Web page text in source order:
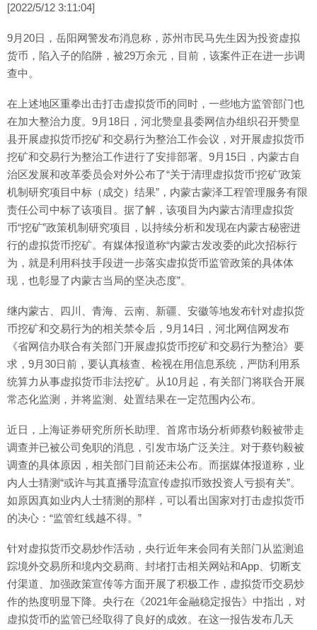
[2022/5/12 3:11:04]
9月20日，岳阳网警发布消息称，苏州市民马先生因为投资虚拟
货币，陷入子的陷阱，被29万余元，目前，该案件正在进一步调
查中。
在上述地区重拳出击打击虚拟货币的同时，一些地方监管部门也
在加大整治力度。9月18日，河北赞皇县委网信办组织召开赞皇
县开展虚拟货币挖矿和交易行为整治工作会议，对开展虚拟货币
挖矿和交易行为整治工作进行了安排部署。9月15日，内蒙古自
治区发展和改革委员会对外公布了“关于清理虚拟货币‘挖矿’政策
机制研究项目中标（成交）结果”，内蒙古蒙泽工程管理服务有限
责任公司中标了该项目。据了解，该项目为内蒙古清理虚拟货
币“挖矿”政策机制研究项目，以持续分析和发现在内蒙古秘密进
行的虚拟货币挖矿。有媒体报道称“内蒙古发改委的此次招标行
为，就是利用科技手段进一步落实虚拟货币监管政策的具体体
现，也彰显了内蒙古当局的坚决态度”。
继内蒙古、四川、青海、云南、新疆、安徽等地发布针对虚拟货
币挖矿和交易行为的相关禁令后，9月14日，河北网信网发布
《省网信办联合有关部门开展虚拟货币挖矿和交易行为整治》要
求，9月30日前，要认真核查、检视在用信息系统，严防利用系
统算力从事虚拟货币非法挖矿。从10月起，有关部门将联合开展
常态化监测，并将监测、处置结果在一定范围内公布。
近日，上海证券研究所所长助理、首席市场分析师蔡钧毅被带走
调查并已被公司免职的消息，引发市场广泛关注。对于蔡钧毅被
调查的具体原因，相关部门目前还未公布。而据媒体报道称，业
内人士猜测“或许与其直播导流宣传虚拟币致投资人亏损有关”。
如原因真如业内人士猜测的那样，可以看出国家对打击虚拟货币
的决心：“监管红线越不得。”
针对虚拟货币交易炒作活动，央行近年来会同有关部门从监测追
踪境外交易所和境内交易商、封堵打击相关网站和App、切断支
付渠道、加强政策宣传等方面开展了积极工作，虚拟货币交易炒
作的热度明显下降。央行在《2021年金融稳定报告》中指出，对
虚拟货币的监管已经取得了良好的成效。在这一报告发布几天